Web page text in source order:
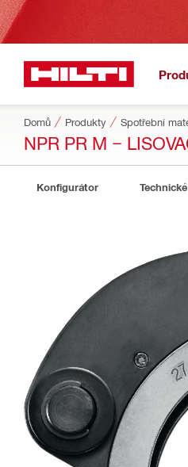
Domů Produkty Spotřební
NPR PR M −
Konfigurátor